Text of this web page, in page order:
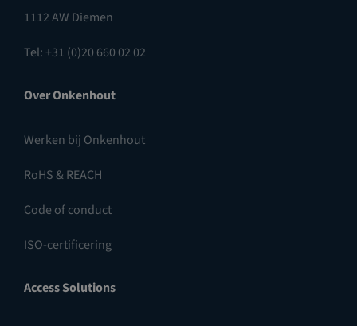
1112 AW Diemen
Tel: +31 (0)20 660 02 02
Over Onkenhout
Werken bij Onkenhout
RoHS & REACH
Code of conduct
ISO-certificering
Access Solutions